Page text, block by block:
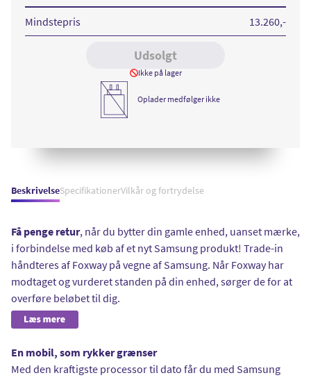
VioletGrayBlackYellow
Mindstepris 13.260,-
Udsolgt
Ikke på lager
Oplader medfølger ikke
BeskrivelseSpecifikationerVilkår og fortrydelse
Få penge retur, når du bytter din gamle enhed, uanset mærke,
i forbindelse med køb af et nyt Samsung produkt! Trade-in
håndteres af Foxway på vegne af Samsung. Når Foxway har
modtaget og vurderet standen på din enhed, sørger de for at
overføre beløbet til dig.
En mobil, som rykker grænser
Med den kraftigste processor til dato får du med Samsung